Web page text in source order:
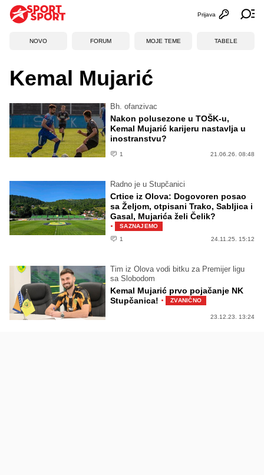
Otvori
Prijava
NOVO FORUM MOJE TEME TABELE
Kemal Mujarić
Bh. ofanzivac
Nakon polusezone u TOŠK-u,
Kemal Mujarić karijeru nastavlja u
inostranstvu?
1 21.06.26. 08:48
Radno je u Stupčanici
Crtice iz Olova: Dogovoren posao
sa Željom, otpisani Trako, Sabljica i
Gasal, Mujarića želi Čelik?
·
SAZNAJEMO
1
24.11.25. 15:12
Tim iz Olova vodi bitku za Premijer ligu
sa Slobodom
Kemal Mujarić prvo pojačanje NK
Stupčanica! · ZVANIČNO
23.12.23. 13:24